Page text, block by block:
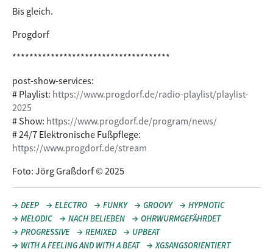
Bis gleich.
Progdorf
*************************************
post-show-services:
# Playlist: https://www.progdorf.de/radio-playlist/playlist-
2025
# Show: https://www.progdorf.de/program/news/
# 24/7 Elektronische Fußpflege:
https://www.progdorf.de/stream
Foto: Jörg Graßdorf © 2025
DEEP ELECTRO FUNKY GROOVY
HYPNOTIC
MELODIC
NACH BELIEBEN
OHRWURMGEFÄHRDET
PROGRESSIVE
REMIXED
UPBEAT
WITH A FEELING AND WITH A BEAT
XGSANGSORIENTIERT